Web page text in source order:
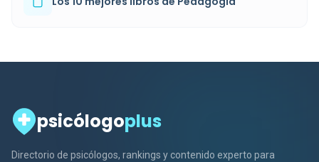
psicólogoplus
Directorio de psicólogos, rankings y contenido experto para